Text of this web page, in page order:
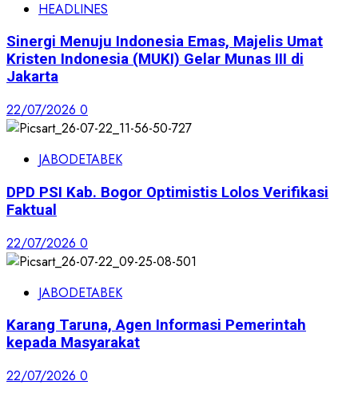
HEADLINES
Sinergi Menuju Indonesia Emas, Majelis Umat
Kristen Indonesia (MUKI) Gelar Munas III di
Jakarta
22/07/2026 0
JABODETABEK
DPD PSI Kab. Bogor Optimistis Lolos Verifikasi
Faktual
22/07/2026 0
JABODETABEK
Karang Taruna, Agen Informasi Pemerintah
kepada Masyarakat
22/07/2026 0